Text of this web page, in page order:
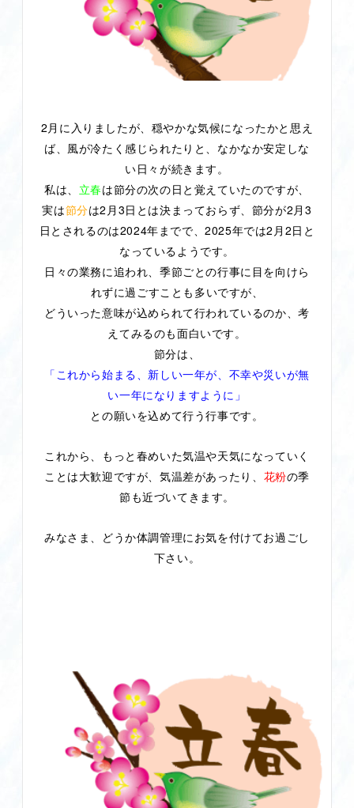
2 月に入りましたが、穏やかな気候になったかと思え
ば、風が冷たく感じられたりと、なかなか安定しな
い日々が続きます。
私は、 立春 は節分の次の日と覚えていたのですが、
実は節分は2 月 3 日とは決まっておらず、節分が2 月 3
日とされるのは2024年までで、2025年では2 月 2 日と
なっているようです。
日々の業務に追われ、季節ごとの行事に目を向けら
れずに過ごすことも多いですが、
どういった意味が込められて行われているのか、考
えてみるのも面白いです。
節分は、
「これから始まる、新しい一年が、不幸や災いが無
い一年になりますように」
との願いを込めて行う行事です。
これから、もっと春めいた気温や天気になっていく
ことは大歓迎ですが、気温差があったり、 花粉の季
節も近づいてきます。
みなさま、どうか体調管理にお気を付けてお過ごし
下さい。